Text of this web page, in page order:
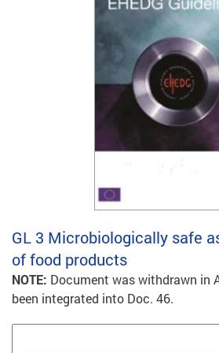
GL 3 Microbiologically safe
of food products
NOTE: Document was withdrawn in
been integrated into Doc. 46.